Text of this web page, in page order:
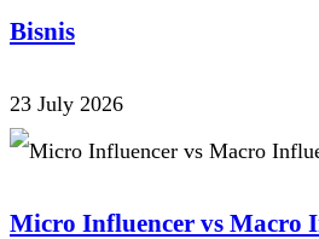
Bisnis
23 July 2026
Micro Influencer vs Macro